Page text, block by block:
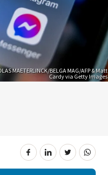
MAETERLINCK/BELGA MAG/AFP & Matt
Cardy via Getty Images